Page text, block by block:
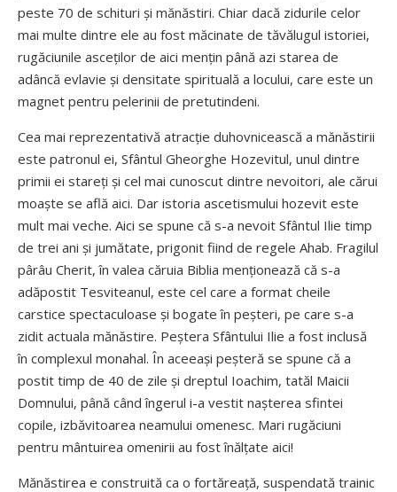
peste 70 de schituri și mănăstiri. Chiar dacă zidurile celor
mai multe dintre ele au fost măcinate de tăvălugul istoriei,
rugăciunile asceților de aici mențin până azi starea de
adâncă evlavie și densitate spirituală a locului, care este un
magnet pentru pelerinii de pretutindeni.
Cea mai reprezentativă atrac­ție duhovnicească a mănăstirii
este patronul ei, Sfântul Gheorghe Hozevitul, unul dintre
primii ei stareți și cel mai cunoscut dintre nevoitori, ale cărui
moaște se află aici. Dar istoria ascetismului hozevit este
mult mai veche. Aici se spune că s-a nevoit Sfântul Ilie timp
de trei ani și jumătate, prigonit fiind de regele Ahab. Fragilul
pârâu Cherit, în valea căruia Biblia menționează că s-a
adăpostit Tesviteanul, este cel care a format cheile
carstice spectaculoase și bogate în peșteri, pe care s-a
zidit actuala mănăstire. Peștera Sfântului Ilie a fost inclusă
în complexul monahal. În aceeași peșteră se spune că a
postit timp de 40 de zile și dreptul Ioachim, tatăl Maicii
Domnului, până când îngerul i-a vestit nașterea sfintei
copile, izbăvitoarea neamului omenesc. Mari rugăciuni
pentru mântuirea omenirii au fost înălțate aici!
Mănăstirea e construită ca o fortăreață, suspendată trainic